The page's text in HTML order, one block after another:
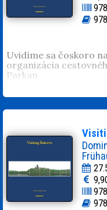
Uvidíme sa čoskoro
organizácia
Parkan